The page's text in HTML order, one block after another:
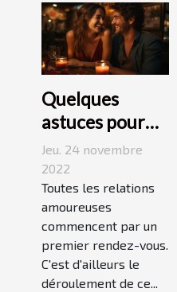
Quelques
astuces pour
réussir son
premier
rendez-vous
Jeu. 24 novembre
2022
Toutes les relations
amoureuses
commencent par un
premier rendez-vous.
C'est d'ailleurs le
déroulement de ce...